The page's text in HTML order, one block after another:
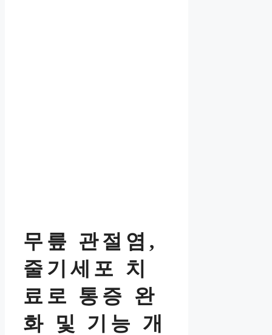
무릎 관절염,
줄기세포 치
료로 통증 완
화 및 기능 개